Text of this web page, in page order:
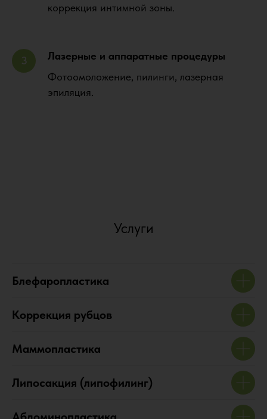
коррекция интимной зоны.
Лазерные и аппаратные процедуры
Фотоомоложение, пилинги, лазерная
эпиляция.
Услуги
Блефаропластика
Коррекция рубцов
Маммопластика
Липосакция (липофилинг)